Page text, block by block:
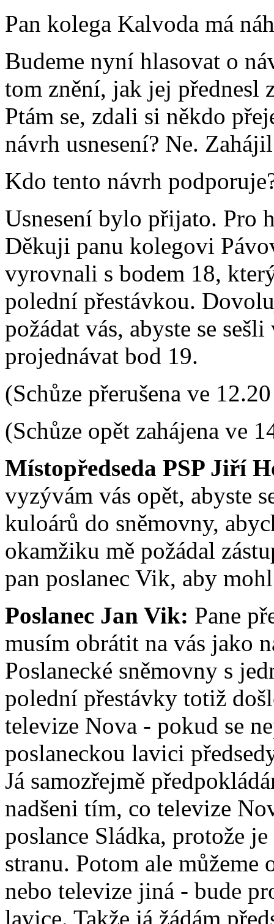
Pan kolega Kalvoda má
Budeme nyní hlasovat o
tom znění, jak jej přednesl
Ptám se, zdali si někdo
návrh usnesení? Ne.
Kdo tento návrh
Usnesení bylo přijato. Pro
Děkuji panu kolegovi
vyrovnali s bodem 18,
polední přestávkou.
požádat vás, abyste se
projednávat bod 19.
(Schůze přerušena ve
(Schůze opět zahájena ve
Místopředseda PSP Jiří
vyzývám vás opět, abyste
kuloárů do sněmovny,
okamžiku mě požádal
pan poslanec Vik, aby
Poslanec Jan Vik: Pane
musím obrátit na vás jako
Poslanecké sněmovny s
polední přestávky totiž
televize Nova - pokud se
poslaneckou lavici
Já samozřejmě
nadšeni tím, co televize
poslance Sládka, protože
stranu. Potom ale můžeme
nebo televize jiná - bude
lavice. Takže já žádám